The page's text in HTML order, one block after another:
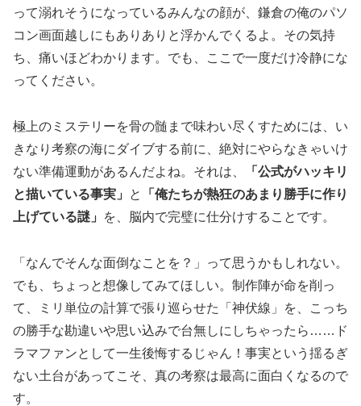
って溺れそうになっているみんなの顔が、鎌倉の俺のパソ
コン画面越しにもありありと浮かんでくるよ。その気持
ち、痛いほどわかります。でも、ここで一度だけ冷静にな
ってください。
極上のミステリーを骨の髄まで味わい尽くすためには、い
きなり考察の海にダイブする前に、絶対にやらなきゃいけ
ない準備運動があるんだよね。それは、
「公式がハッキリ
と描いている事実」
と
「俺たちが熱狂のあまり勝手に作り
上げている謎」
を、脳内で完璧に仕分けすることです。
「なんでそんな面倒なことを？」って思うかもしれない。
でも、ちょっと想像してみてほしい。制作陣が命を削っ
て、ミリ単位の計算で張り巡らせた「神伏線」を、こっち
の勝手な勘違いや思い込みで台無しにしちゃったら……ド
ラマファンとして一生後悔するじゃん！事実という揺るぎ
ない土台があってこそ、真の考察は最高に面白くなるので
す。